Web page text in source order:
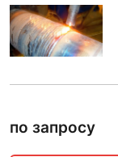
по запросу